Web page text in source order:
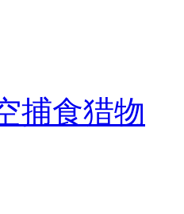
捕食猎物